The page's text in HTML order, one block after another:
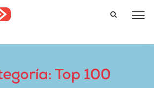
Top 100